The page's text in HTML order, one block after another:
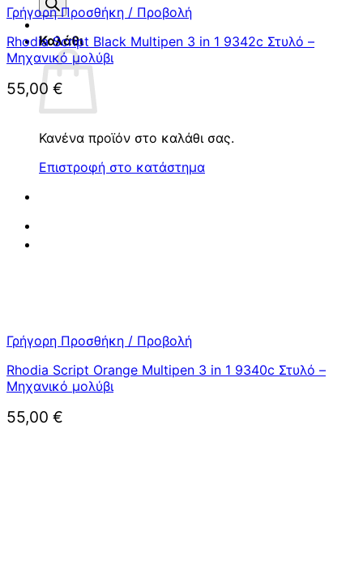
Καλάθι
Κανένα προϊόν στο καλάθι σας.
Επιστροφή στο κατάστημα
Γρήγορη Προσθήκη / Προβολή
Rhodia Script Black Multipen 3 in 1 9342c Στυλό –
Μηχανικό μολύβι
55,00 €
Γρήγορη Προσθήκη / Προβολή
Rhodia Script Orange Multipen 3 in 1 9340c Στυλό –
Μηχανικό μολύβι
55,00 €